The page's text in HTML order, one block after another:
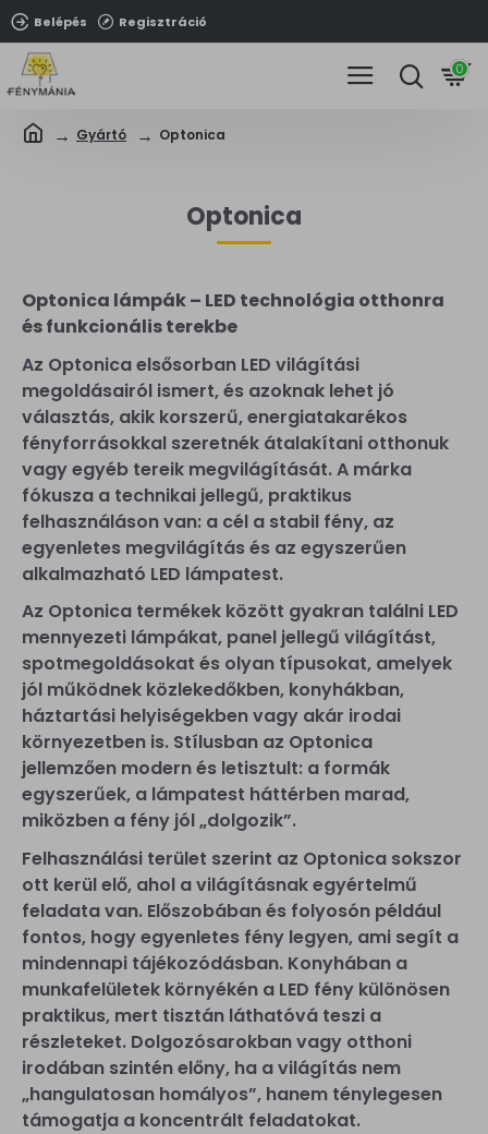
Belépés Regisztráció
0
Gyártó Optonica
Optonica
Optonica lámpák – LED technológia otthonra
és funkcionális terekbe
Az Optonica elsősorban LED világítási
megoldásairól ismert, és azoknak lehet jó
választás, akik korszerű, energiatakarékos
fényforrásokkal szeretnék átalakítani otthonuk
vagy egyéb tereik megvilágítását. A márka
fókusza a technikai jellegű, praktikus
felhasználáson van: a cél a stabil fény, az
egyenletes megvilágítás és az egyszerűen
alkalmazható LED lámpatest.
Az Optonica termékek között gyakran találni LED
mennyezeti lámpákat, panel jellegű világítást,
spotmegoldásokat és olyan típusokat, amelyek
jól működnek közlekedőkben, konyhákban,
háztartási helyiségekben vagy akár irodai
környezetben is. Stílusban az Optonica
jellemzően modern és letisztult: a formák
egyszerűek, a lámpatest háttérben marad,
miközben a fény jól „dolgozik”.
Felhasználási terület szerint az Optonica sokszor
ott kerül elő, ahol a világításnak egyértelmű
feladata van. Előszobában és folyosón például
fontos, hogy egyenletes fény legyen, ami segít a
mindennapi tájékozódásban. Konyhában a
munkafelületek környékén a LED fény különösen
praktikus, mert tisztán láthatóvá teszi a
részleteket. Dolgozósarokban vagy otthoni
irodában szintén előny, ha a világítás nem
„hangulatosan homályos”, hanem ténylegesen
támogatja a koncentrált feladatokat.